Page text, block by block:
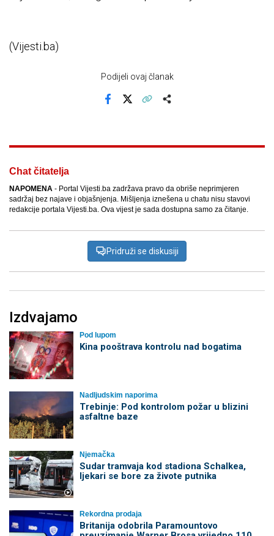
(Vijesti.ba)
Podijeli ovaj članak
Chat čitatelja
NAPOMENA - Portal Vijesti.ba zadržava pravo da obriše neprimjeren
sadržaj bez najave i objašnjenja. Mišljenja iznešena u chatu nisu stavovi
redakcije portala Vijesti.ba. Ova vijest je sada dostupna samo za čitanje.
Pridruži se diskusiji
Izdvajamo
Pod lupom
Kina pooštrava kontrolu nad bogatima
Nadljudskim naporima
Trebinje: Pod kontrolom požar u blizini
asfaltne baze
Njemačka
Sudar tramvaja kod stadiona Schalkea,
ljekari se bore za živote putnika
Rekordna prodaja
Britanija odobrila Paramountovo